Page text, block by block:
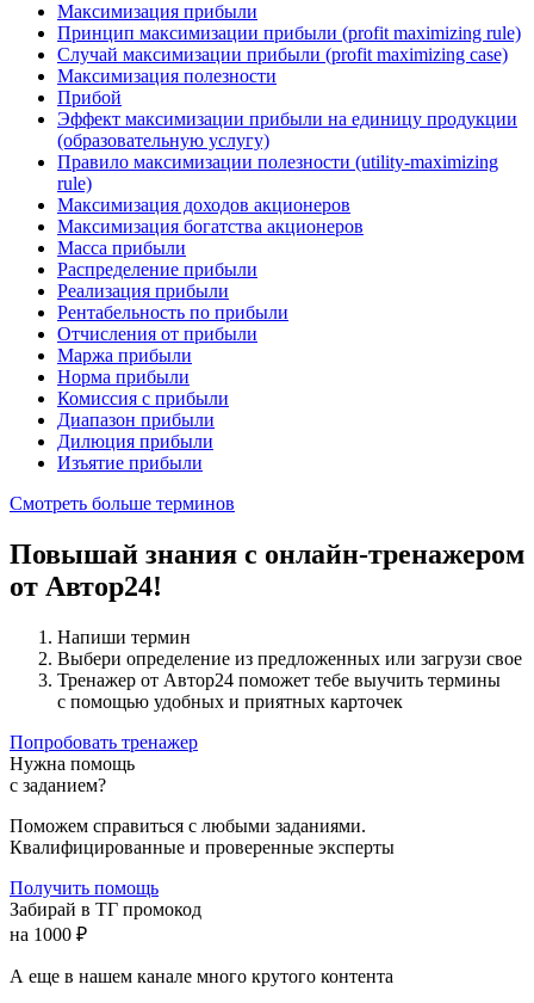
Максимизация прибыли
Принцип максимизации прибыли (profit maximizing rule)
Случай максимизации прибыли (profit maximizing case)
Максимизация полезности
Прибой
Эффект максимизации прибыли на единицу продукции
(образовательную услугу)
Правило максимизации полезности (utility-maximizing
rule)
Максимизация доходов акционеров
Максимизация богатства акционеров
Масса прибыли
Распределение прибыли
Реализация прибыли
Рентабельность по прибыли
Отчисления от прибыли
Маржа прибыли
Норма прибыли
Комиссия с прибыли
Диапазон прибыли
Дилюция прибыли
Изъятие прибыли
Смотреть больше терминов
Повышай знания с онлайн-тренажером
от Автор24!
Напиши термин
Выбери определение из предложенных или загрузи свое
Тренажер от Автор24 поможет тебе выучить термины
с помощью удобных и приятных карточек
Попробовать тренажер
Нужна помощь
с заданием?
Поможем справиться с любыми заданиями.
Квалифицированные и проверенные эксперты
Получить помощь
Забирай в ТГ промокод
на 1000 ₽
А еще в нашем канале много крутого контента